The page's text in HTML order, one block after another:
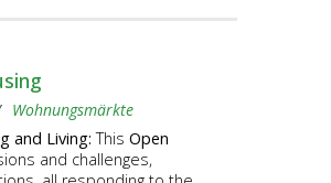
Wohnungsmärkte
and Living:ThisOpen
and challenges,